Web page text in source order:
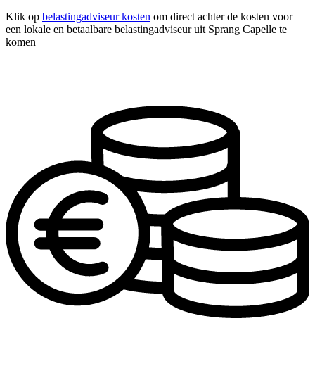
Klik op belastingadviseur kosten om direct achter de kosten voor
een lokale en betaalbare belastingadviseur uit Sprang Capelle te
komen